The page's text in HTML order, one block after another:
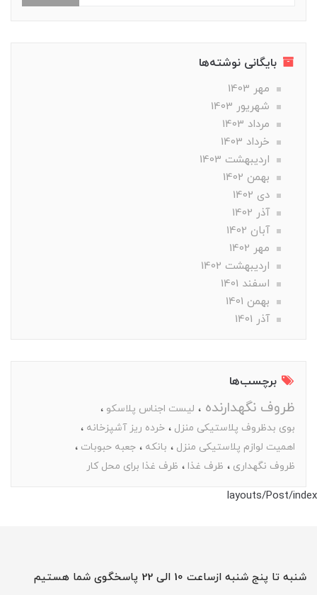
بایگانی نوشته‌ها
مهر 1403
شهریور 1403
مرداد 1403
خرداد 1403
ارديبهشت 1403
بهمن 1402
دی 1402
آذر 1402
آبان 1402
مهر 1402
ارديبهشت 1402
اسفند 1401
بهمن 1401
آذر 1401
برچسب‌ها
ظروف نگهدارنده
لیست اجناس پلاسکو
بوی بدظروف پلاستیکی منزل
خرده ریز آشپزخانه
اهمیت لوازم پلاستیکی منزل
بانکه
جعبه حبوبات
ظروف نگهداری
ظرف غذا ظرف غذا برای محل کار
layouts/Post/index
شنبه تا پنج شنبه ازساعت 10 الی 22 پاسخگوی شما هستیم